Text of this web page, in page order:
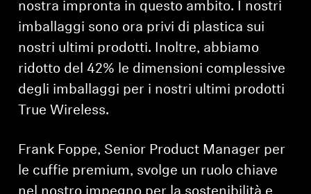
nostra impronta in questo ambito. I nostri
imballaggi sono ora privi di plastica sui
nostri ultimi prodotti. Inoltre, abbiamo
ridotto del 42% le dimensioni complessive
degli imballaggi per i nostri ultimi prodotti
True Wireless.
Frank Foppe, Senior Product Manager per
le cuffie premium, svolge un ruolo chiave